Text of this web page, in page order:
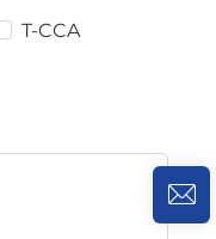
T-CCA